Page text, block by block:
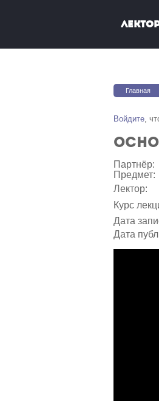
ВыГлавная
Войдите,
Партнёр:
Предмет:
Лектор:
Курс
Дата
Дата